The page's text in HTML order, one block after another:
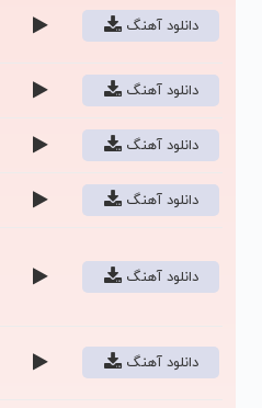
دانلود آهنگ
دانلود آهنگ
دانلود آهنگ
دانلود آهنگ
دانلود آهنگ
دانلود آهنگ